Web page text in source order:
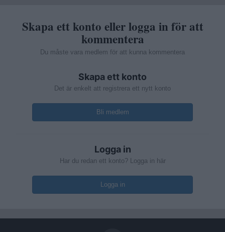
Skapa ett konto eller logga in för att
kommentera
Du måste vara medlem för att kunna kommentera
Skapa ett konto
Det är enkelt att registrera ett nytt konto
Bli medlem
Logga in
Har du redan ett konto? Logga in här
Logga in